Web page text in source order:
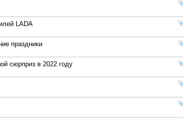
LADA
праздники
сюрприз в 2022 году